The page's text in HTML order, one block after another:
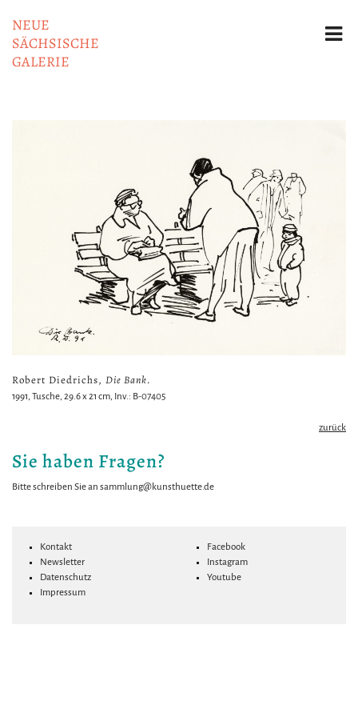
NEUE
SÄCHSISCHE
GALERIE
Robert Diedrichs, Die Bank.
1991, Tusche, 29.6 x 21 cm, Inv.: B-07405
zurück
Sie haben Fragen?
Bitte schreiben Sie an sammlung@kunsthuette.de
Kontakt
Newsletter
Datenschutz
Impressum
Facebook
Instagram
Youtube